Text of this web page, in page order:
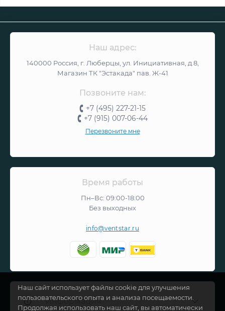
Наш адрес:
140000 Россия, г. Люберцы, ул. Инициативная, д.8,
Магазин ТК "Эстакада" пав. Ж-41
Позвоните нам:
+7 (495) 227-21-15
+7 (915) 007-06-44
Перезвоните мне
Время работы
Пн–Вс: 09:00-18:00
Без выходных
info@ventstar.ru
Информация
Наш сайт использует файлы cookie для улучшения
пользовательского опыта и анализа посещаемости.
Продолжая использовать наш сайт, вы автоматически